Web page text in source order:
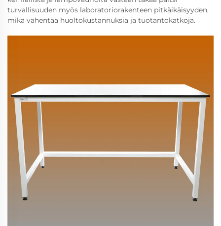
turvallisuuden myös laboratoriorakenteen pitkäikäisyyden,
mikä vähentää huoltokustannuksia ja tuotantokatkoja.